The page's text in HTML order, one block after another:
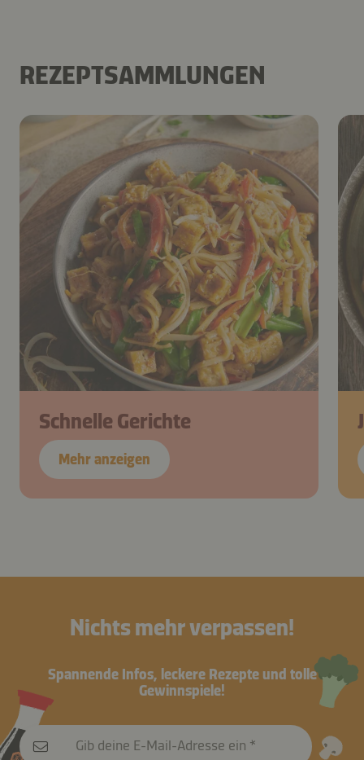
REZEPTSAMMLUNGEN
Schnelle Gerichte
Mehr anzeigen
Nichts mehr verpassen!
Spannende Infos, leckere Rezepte und tolle
Gewinnspiele!
Gib deine E-Mail-Adresse ein